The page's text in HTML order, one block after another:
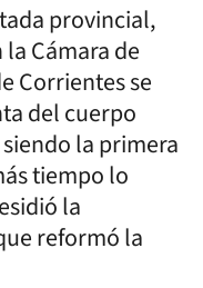
provincial,
Cámara de
Corrientes se
del cuerpo
la primera
tiempo lo
la
reformó la